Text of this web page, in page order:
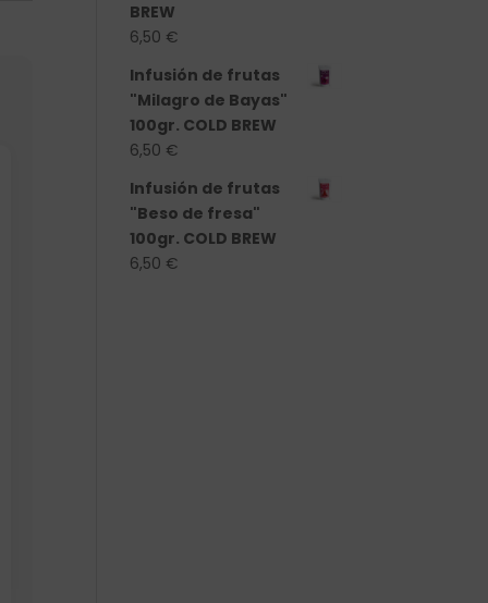
BREW
6,50 €
Infusión de frutas
"Milagro de Bayas"
100gr. COLD BREW
6,50 €
Infusión de frutas
"Beso de fresa"
100gr. COLD BREW
6,50 €